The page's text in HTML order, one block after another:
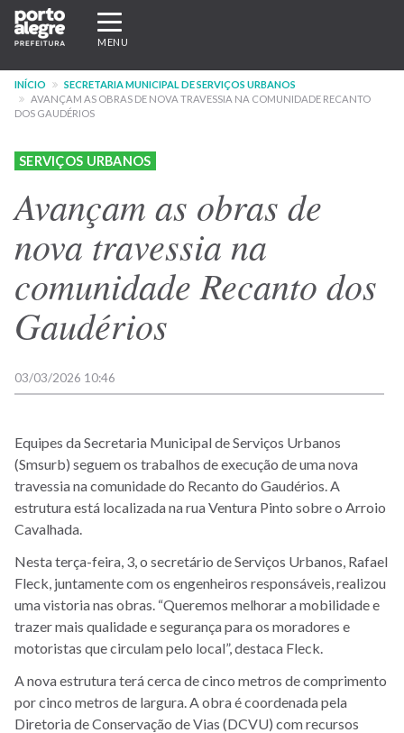
Pular
para
conteúdo
principal
Expandir/recolher
navegação
MENU
INÍCIO
SECRETARIA MUNICIPAL DE SERVIÇOS URBANOS
AVANÇAM AS OBRAS DE NOVA TRAVESSIA NA COMUNIDADE RECANTO
DOS GAUDÉRIOS
SERVIÇOS URBANOS
Avançam as obras de
nova travessia na
comunidade Recanto dos
Gaudérios
03/03/2026 10:46
Equipes da Secretaria Municipal de Serviços Urbanos
(Smsurb) seguem os trabalhos de execução de uma nova
travessia na comunidade do Recanto do Gaudérios. A
estrutura está localizada na rua Ventura Pinto sobre o Arroio
Cavalhada.
Nesta terça-feira, 3, o secretário de Serviços Urbanos, Rafael
Fleck, juntamente com os engenheiros responsáveis, realizou
uma vistoria nas obras. “Queremos melhorar a mobilidade e
trazer mais qualidade e segurança para os moradores e
motoristas que circulam pelo local”, destaca Fleck.
A nova estrutura terá cerca de cinco metros de comprimento
por cinco metros de largura. A obra é coordenada pela
Diretoria de Conservação de Vias (DCVU) com recursos